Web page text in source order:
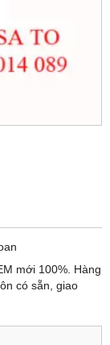
mới 100%. Hàng
có sẵn, giao